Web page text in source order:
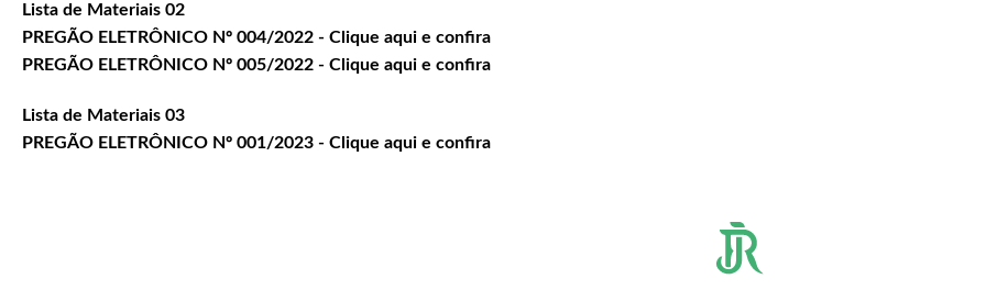
Lista de Materiais 02
PREGÃO ELETRÔNICO Nº 004/2022 - Clique aqui e confira
PREGÃO ELETRÔNICO Nº 005/2022 - Clique aqui e confira
Lista de Materiais 03
PREGÃO ELETRÔNICO Nº 001/2023 - Clique aqui e confira